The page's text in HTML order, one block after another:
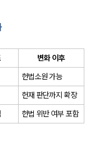
변화 이후
헌법소원 가능
헌재 판단까지 확장
헌법 위반 여부 포함